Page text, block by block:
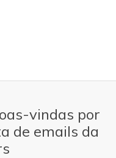
vindas por
de emails da